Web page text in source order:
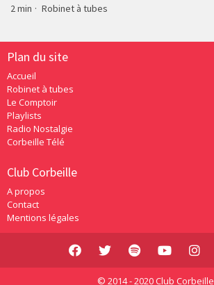
2 min · Robinet à tubes
Plan du site
Accueil
Robinet à tubes
Le Comptoir
Playlists
Radio Nostalgie
Corbeille Télé
Club Corbeille
A propos
Contact
Mentions légales
© 2014 - 2020 Club Corbeille